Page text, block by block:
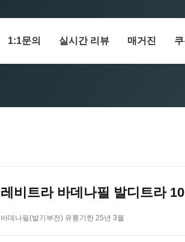
1:1문의 실시간 리뷰 매거진
레비트라 바데나필 발디트라
바데나필(발기부전) 유통기한 25년 3월